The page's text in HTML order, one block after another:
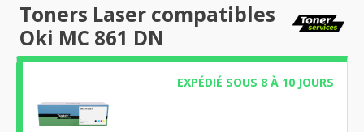
Toners Laser compatibles
Oki MC 861 DN
EXPÉDIÉ SOUS 8 À 10 JOURS